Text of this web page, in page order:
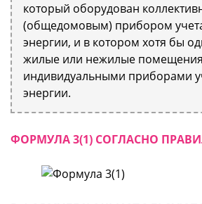
который оборудован
(общедомовым) прибором
энергии, и в котором хотя бы
жилые или нежилые
индивидуальными приборами
энергии.
ФОРМУЛА 3(1) СОГЛАСНО